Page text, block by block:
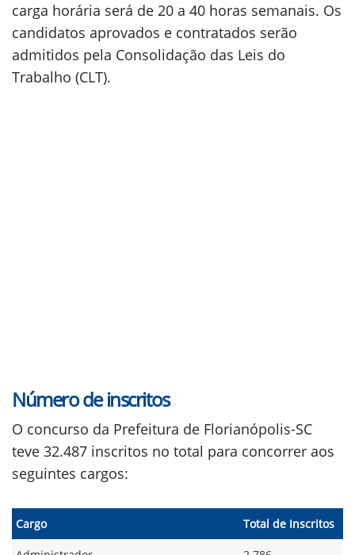
carga horária será de 20 a 40 horas semanais. Os
candidatos aprovados e contratados serão
admitidos pela Consolidação das Leis do
Trabalho (CLT).
Número de inscritos
O concurso da Prefeitura de Florianópolis-SC
teve 32.487 inscritos no total para concorrer aos
seguintes cargos:
Cargo Total de Inscritos